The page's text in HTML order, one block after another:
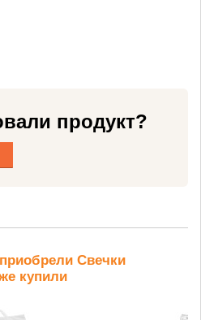
продукт?
Свечки
купили